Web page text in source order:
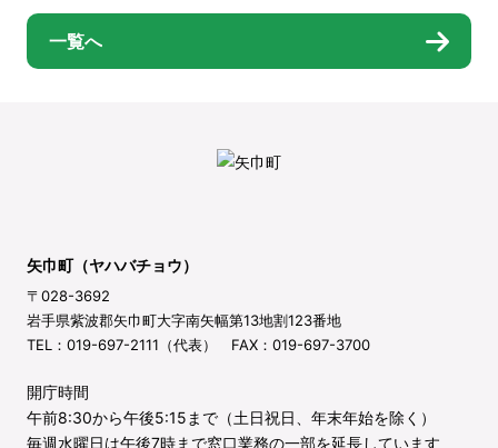
一覧へ
矢巾町（ヤハバチョウ）
〒028-3692
岩手県紫波郡矢巾町大字南矢幅第13地割123番地
TEL：019-697-2111（代表） FAX：019-697-3700
開庁時間
午前8:30から午後5:15まで（土日祝日、年末年始を除く）
毎週水曜日は午後7時まで窓口業務の一部を延長しています